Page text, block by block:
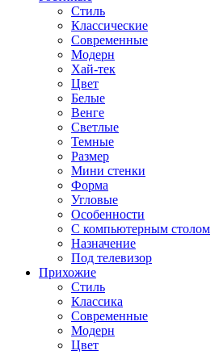
Стиль
Классические
Современные
Модерн
Хай-тек
Цвет
Белые
Венге
Светлые
Темные
Размер
Мини стенки
Форма
Угловые
Особенности
С компьютерным столом
Назначение
Под телевизор
Прихожие
Стиль
Классика
Современные
Модерн
Цвет